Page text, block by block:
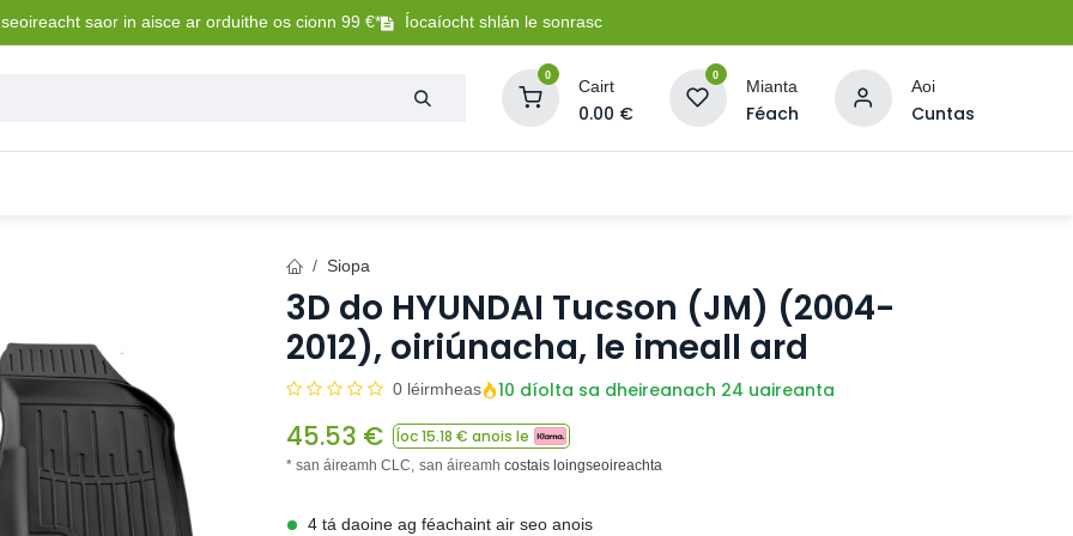
saor in aisce ar orduithe os cionn 99 €* Íocaíocht shlán le sonrasc
0
Cairt
0.00 €
0
Mianta
Féach
Aoi
Cuntas
Siopa
3D do HYUNDAI Tucson (JM) (2004-
2012), oiriúnacha, le imeall ard
0 léirmheas 10 díolta sa dheireanach 24 uaireanta
45.53 € Íoc15.18 € anois le
* san áireamh CLC, san áireamh costais loingseoireachta
4 tá daoine ag féachaint air seo anois